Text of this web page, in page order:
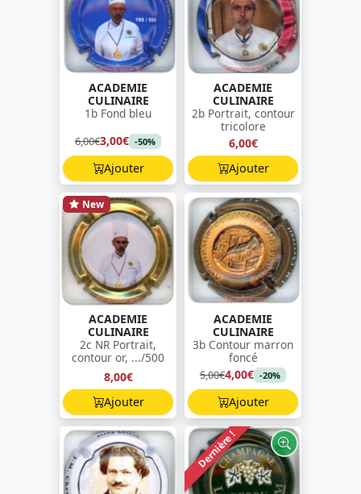
ACADEMIE
CULINAIRE
1b Fond bleu
6,00€3,00€ -50%
Ajouter
ACADEMIE
CULINAIRE
2b Portrait, contour
tricolore
6,00€
Ajouter
New
ACADEMIE
CULINAIRE
2c NR Portrait,
contour or, .../500
8,00€
Ajouter
ACADEMIE
CULINAIRE
3b Contour marron
foncé
5,00€4,00€ -20%
Ajouter
Dernière !